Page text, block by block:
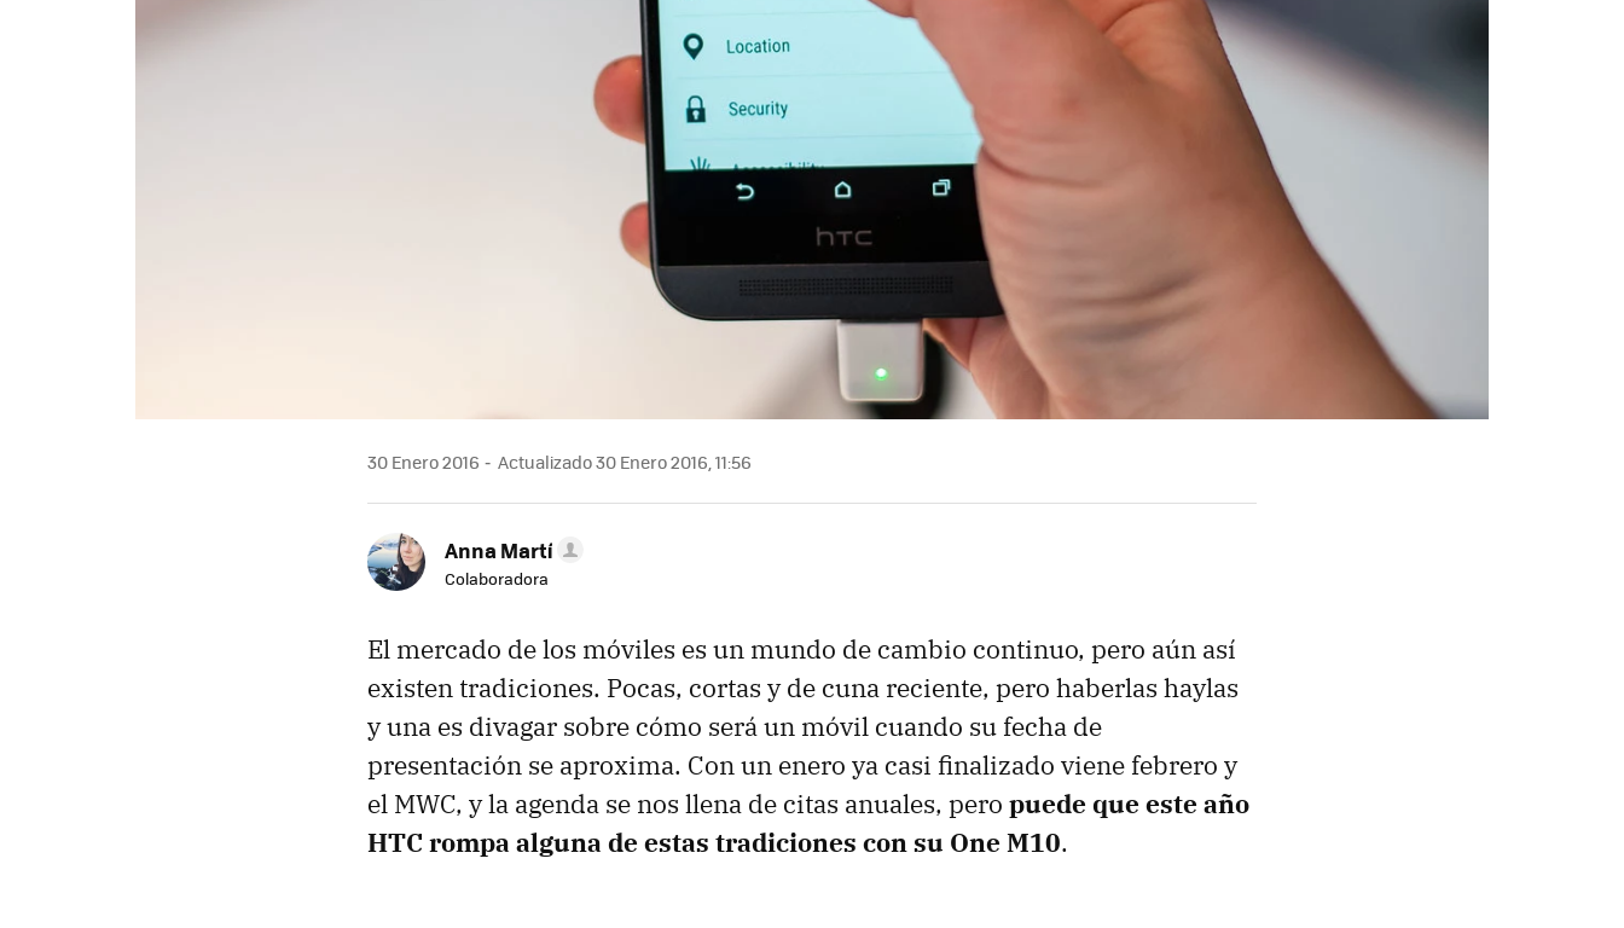
30 Enero 2016 Actualizado 30 Enero 2016, 11:56
Anna Martí
Colaboradora
El mercado de los móviles es un mundo de cambio continuo, pero aún así
existen tradiciones. Pocas, cortas y de cuna reciente, pero haberlas haylas
y una es divagar sobre cómo será un móvil cuando su fecha de
presentación se aproxima. Con un enero ya casi finalizado viene febrero y
el MWC, y la agenda se nos llena de citas anuales, pero puede que este año
HTC rompa alguna de estas tradiciones con su One M10.